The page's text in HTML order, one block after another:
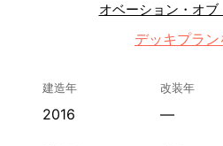
オベーション・オ
デッキプラン
建造年
2016
改装年
—